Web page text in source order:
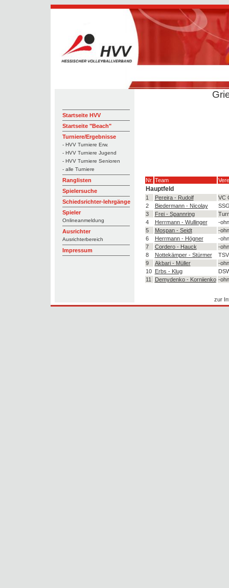
Startseite HVV
Startseite "Beach"
Turniere/Ergebnisse
- HVV Turniere Erw.
- HVV Turniere Jugend
- HVV Turniere Senioren
- alle Turniere
Ranglisten
Spielersuche
Schiedsrichter-lehrgänge
Spieler
Onlineanmeldung
Ausrichter
Ausrichterbereich
Impressum
Nr. Team
Hauptfeld
1 Pereira - Rudolf
VC
2
Biedermann - Nicolay
3
Frei - Spannring
4
Herrmann - Wullinger
-
5
Mospan - Seidt
-
6
Herrmann - Högner
-
7
Cordero - Hauck
-
8
Nottekämper - Stürmer
9
Akbari - Müller
-
10
Erbs - Klug
11
Demydenko - Korniienko -
zur